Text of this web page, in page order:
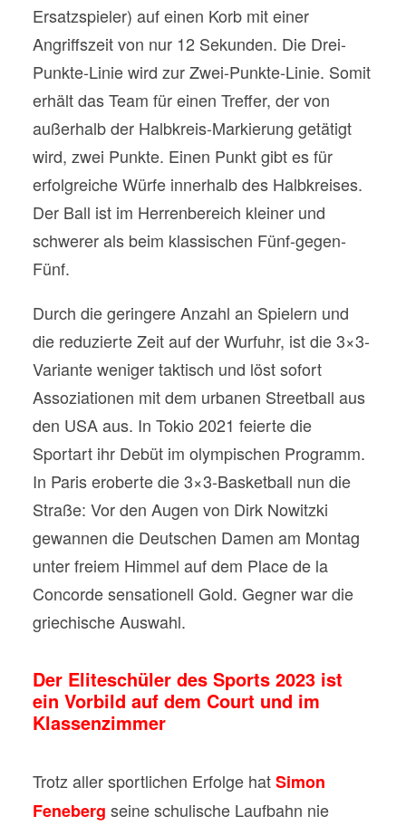
Ersatzspieler) auf einen Korb mit einer
Angriffszeit von nur 12 Sekunden. Die Drei-
Punkte-Linie wird zur Zwei-Punkte-Linie. Somit
erhält das Team für einen Treffer, der von
außerhalb der Halbkreis-Markierung getätigt
wird, zwei Punkte. Einen Punkt gibt es für
erfolgreiche Würfe innerhalb des Halbkreises.
Der Ball ist im Herrenbereich kleiner und
schwerer als beim klassischen Fünf-gegen-
Fünf.
Durch die geringere Anzahl an Spielern und
die reduzierte Zeit auf der Wurfuhr, ist die 3×3-
Variante weniger taktisch und löst sofort
Assoziationen mit dem urbanen Streetball aus
den USA aus. In Tokio 2021 feierte die
Sportart ihr Debüt im olympischen Programm.
In Paris eroberte die 3×3-Basketball nun die
Straße: Vor den Augen von Dirk Nowitzki
gewannen die Deutschen Damen am Montag
unter freiem Himmel auf dem Place de la
Concorde sensationell Gold. Gegner war die
griechische Auswahl.
Der Eliteschüler des Sports 2023 ist
ein Vorbild auf dem Court und im
Klassenzimmer
Trotz aller sportlichen Erfolge hatSimon
Feneberg seine schulische Laufbahn nie